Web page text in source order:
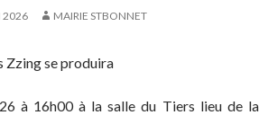
2026 MAIRIE STBONNET
Zzing se produira
à 16h00 à la salle du Tiers lieu de la